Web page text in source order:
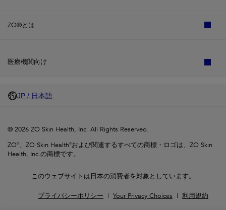
ZO®とは
医療機関向け
JP / 日本語
© 2026 ZO Skin Health, Inc. All Rights Reserved.
ZO®、ZO Skin Health®および関連するすべての商標・ロゴは、ZO Skin
Health, Inc.の商標です。
このウェブサイトは日本の消費者を対象としています。
プライバシーポリシー Your Privacy Choices 利用規約